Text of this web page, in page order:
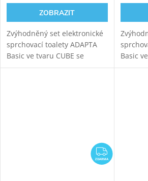
ZOBRAZIT
Zvýhodněný set elektronické
sprchovací toalety ADAPTA
Basic ve tvaru CUBE se
samonosným bílým
Basic
ZDARMA
ZDARMA